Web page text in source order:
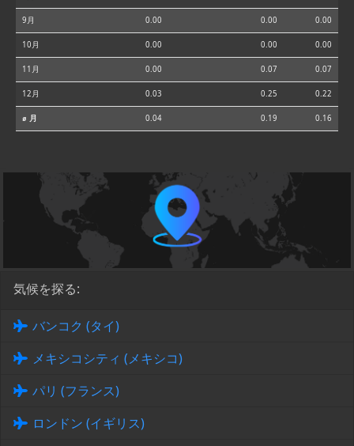
9月 0.00 0.00 0.00
10月 0.00 0.00 0.00
11月 0.00 0.07 0.07
12月 0.03 0.25 0.22
⌀ 月 0.04 0.19 0.16
気候を探る:
バンコク (タイ)
メキシコシティ (メキシコ)
パリ (フランス)
ロンドン (イギリス)